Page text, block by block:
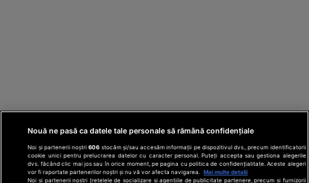
Nouă ne pasă ca datele tale personale să rămână confidențiale
Noi și partenerii noștri606 stocăm și/sau accesăm informații pe dispozitivul dvs., precum identificatorii
cookie unici pentru prelucrarea datelor cu caracter personal. Puteți accepta sau gestiona alegerile
dvs. făcând clic mai jos sau în orice moment, pe pagina cu politica de confidențialitate. Aceste alegeri
vor fi raportate partenerilor noștri și nu vă vor afecta navigarea.
Mai multe detalii
Noi si partenerii nostri (retelele de socializare si agentiile de publicitate partenere, precum si furnizorii